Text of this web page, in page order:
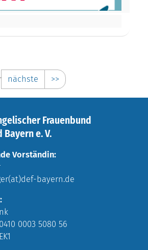
nächste >>
Frauenbund
e. V.
Vorständin:
bayern.de
0003 5080 56